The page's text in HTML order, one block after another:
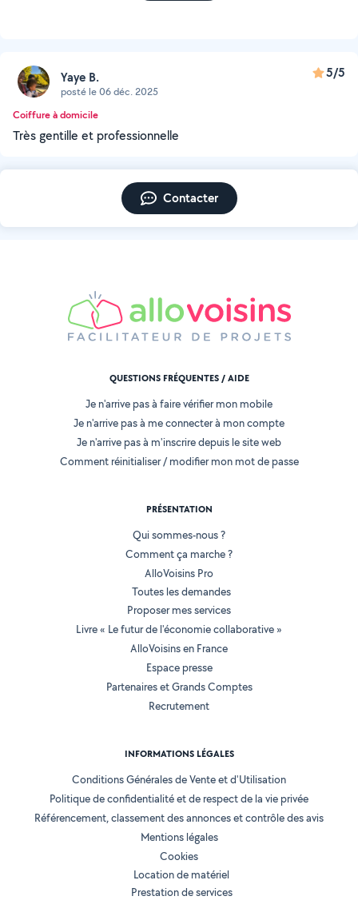
Yaye B.
posté le 06 déc. 2025
5/5
Coiffure à domicile
Très gentille et professionnelle
Contacter
QUESTIONS FRÉQUENTES / AIDE
Je n'arrive pas à faire vérifier mon mobile
Je n'arrive pas à me connecter à mon compte
Je n'arrive pas à m'inscrire depuis le site web
Comment réinitialiser / modifier mon mot de passe
PRÉSENTATION
Qui sommes-nous ?
Comment ça marche ?
AlloVoisins Pro
Toutes les demandes
Proposer mes services
Livre « Le futur de l'économie collaborative »
AlloVoisins en France
Espace presse
Partenaires et Grands Comptes
Recrutement
INFORMATIONS LÉGALES
Conditions Générales de Vente et d'Utilisation
Politique de confidentialité et de respect de la vie privée
Référencement, classement des annonces et contrôle des avis
Mentions légales
Cookies
Location de matériel
Prestation de services